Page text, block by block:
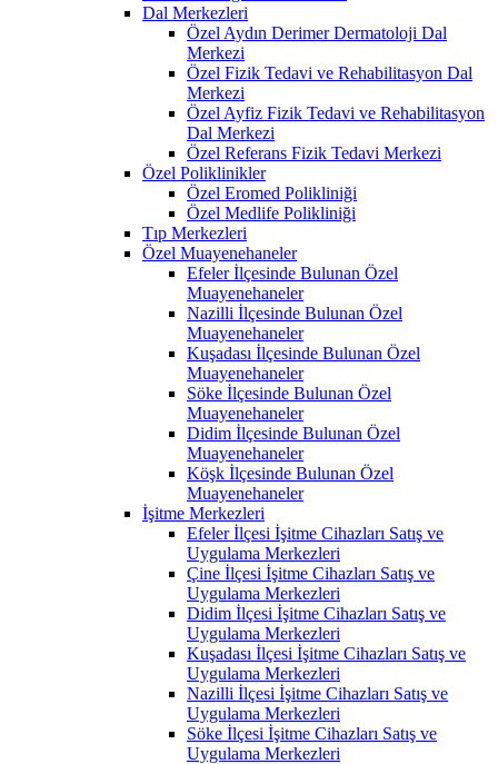
Dal Merkezleri
Özel Aydın Derimer Dermatoloji Dal
Merkezi
Özel Fizik Tedavi ve Rehabilitasyon Dal
Merkezi
Özel Ayfiz Fizik Tedavi ve Rehabilitasyon
Dal Merkezi
Özel Referans Fizik Tedavi Merkezi
Özel Poliklinikler
Özel Eromed Polikliniği
Özel Medlife Polikliniği
Tıp Merkezleri
Özel Muayenehaneler
Efeler İlçesinde Bulunan Özel
Muayenehaneler
Nazilli İlçesinde Bulunan Özel
Muayenehaneler
Kuşadası İlçesinde Bulunan Özel
Muayenehaneler
Söke İlçesinde Bulunan Özel
Muayenehaneler
Didim İlçesinde Bulunan Özel
Muayenehaneler
Köşk İlçesinde Bulunan Özel
Muayenehaneler
İşitme Merkezleri
Efeler İlçesi İşitme Cihazları Satış ve
Uygulama Merkezleri
Çine İlçesi İşitme Cihazları Satış ve
Uygulama Merkezleri
Didim İlçesi İşitme Cihazları Satış ve
Uygulama Merkezleri
Kuşadası İlçesi İşitme Cihazları Satış ve
Uygulama Merkezleri
Nazilli İlçesi İşitme Cihazları Satış ve
Uygulama Merkezleri
Söke İlçesi İşitme Cihazları Satış ve
Uygulama Merkezleri